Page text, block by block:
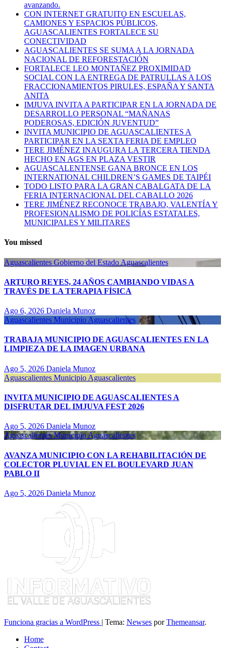
avanzando.
CON INTERNET GRATUITO EN ESCUELAS,
CAMIONES Y ESPACIOS PÚBLICOS,
AGUASCALIENTES FORTALECE SU
CONECTIVIDAD
AGUASCALIENTES SE SUMA A LA JORNADA
NACIONAL DE REFORESTACIÓN
FORTALECE LEO MONTAÑEZ PROXIMIDAD
SOCIAL CON LA ENTREGA DE PATRULLAS A LOS
FRACCIONAMIENTOS PIRULES, ESPAÑA Y SANTA
ANITA
IMJUVA INVITA A PARTICIPAR EN LA JORNADA DE
DESARROLLO PERSONAL “MAÑANAS
PODEROSAS, EDICIÓN JUVENTUD”
INVITA MUNICIPIO DE AGUASCALIENTES A
PARTICIPAR EN LA SEXTA FERIA DE EMPLEO
TERE JIMÉNEZ INAUGURA LA TERCERA TIENDA
HECHO EN AGS EN PLAZA VESTIR
AGUASCALENTENSE GANA BRONCE EN LOS
INTERNATIONAL CHILDREN’S GAMES DE TAIPÉI
TODO LISTO PARA LA GRAN CABALGATA DE LA
FERIA INTERNACIONAL DEL CABALLO 2026
TERE JIMÉNEZ RECONOCE TRABAJO, VALENTÍA Y
PROFESIONALISMO DE POLICÍAS ESTATALES,
MUNICIPALES Y MILITARES
You missed
Aguascalientes Gobierno del Estado Aguascalientes
ARTURO REYES, 24 AÑOS CAMBIANDO VIDAS A
TRAVÉS DE LA TERAPIA FÍSICA
Ago 6, 2026 Daniela Munoz
Aguascalientes Municipio Aguascalientes
TRABAJA MUNICIPIO DE AGUASCALIENTES EN LA
LIMPIEZA DE LA IMAGEN URBANA
Ago 5, 2026 Daniela Munoz
Aguascalientes Municipio Aguascalientes
INVITA MUNICIPIO DE AGUASCALIENTES A
DISFRUTAR DEL IMJUVA FEST 2026
Ago 5, 2026 Daniela Munoz
AguascalientesMunicipio Aguascalientes
AVANZA MUNICIPIO CON LA REHABILITACIÓN DE
COLECTOR PLUVIAL EN EL BOULEVARD JUAN
PABLO II
Ago 5, 2026 Daniela Munoz
Funciona gracias a WordPress | Tema: Newses porThemeansar.
Home